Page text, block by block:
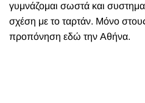
γυμνάζομαι σωστά και
σχέση με το ταρτάν. Μόνο
προπόνηση εδώ την Αθήνα.